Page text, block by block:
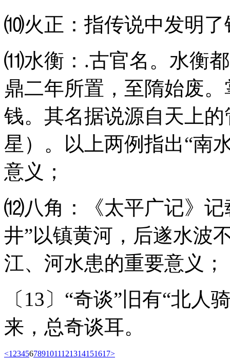
⑽火正：指传说中发明了
⑾水衡：.古官名。水衡
鼎二年所置，至隋始废
钱。其名据说源自天上
星）。以上两例指出“南
意义；
⑿八角：《太平广记》记
井”以镇黄河，后遂水波
江、河水患的重要意义；
〔13〕“奇谈”旧有“北
来，总奇谈耳。
<1 234567891011121314151617>